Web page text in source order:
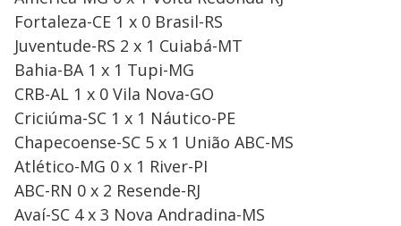
Fortaleza-CE 1 x 0 Brasil-RS
Juventude-RS 2 x 1 Cuiabá-MT
Bahia-BA 1 x 1 Tupi-MG
CRB-AL 1 x 0 Vila Nova-GO
Criciúma-SC 1 x 1 Náutico-PE
Chapecoense-SC 5 x 1 União ABC-MS
Atlético-MG 0 x 1 River-PI
ABC-RN 0 x 2 Resende-RJ
Avaí-SC 4 x 3 Nova Andradina-MS